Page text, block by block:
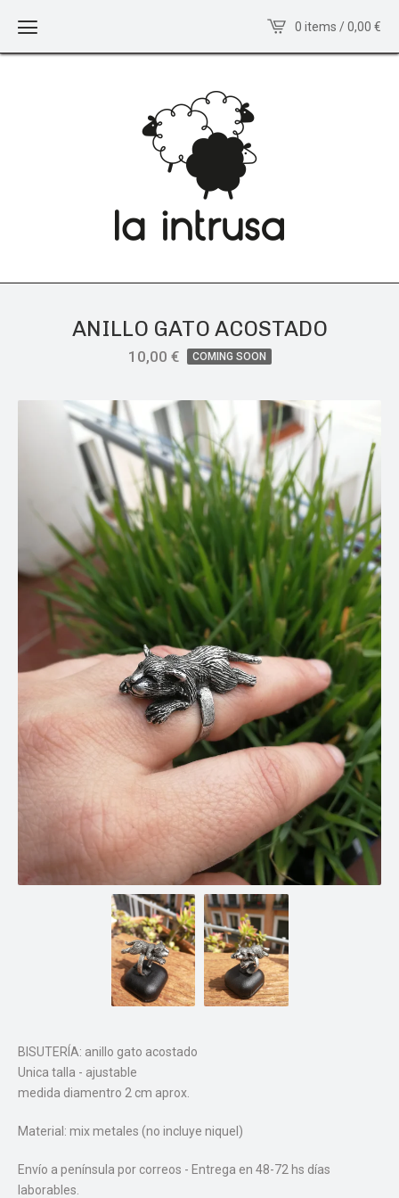
0 items / 0,00 €
ANILLO GATO ACOSTADO
10,00 € COMING SOON
BISUTERÍA: anillo gato acostado
Unica talla - ajustable
medida diamentro 2 cm aprox.
Material: mix metales (no incluye niquel)
Envío a península por correos - Entrega en 48-72 hs días
laborables.